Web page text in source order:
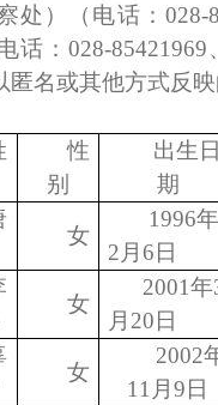
处）（电话： 028-
话：028-85421969
匿名或其他方式反
性
别
出生日
期
女
1996年
2月6日
女
2001年
月20日
女
2002
11月9日